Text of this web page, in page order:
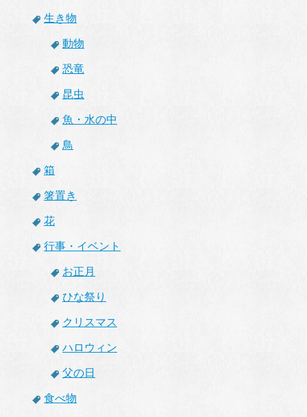
生き物
動物
恐竜
昆虫
魚・水の中
鳥
箱
箸置き
花
行事・イベント
お正月
ひな祭り
クリスマス
ハロウィン
父の日
食べ物